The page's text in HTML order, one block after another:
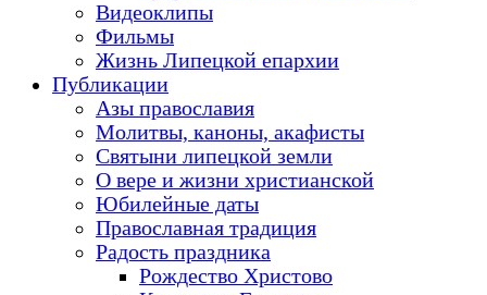
Видеоклипы
Фильмы
Жизнь Липецкой епархии
Публикации
Азы православия
Молитвы, каноны, акафисты
Святыни липецкой земли
О вере и жизни христианской
Юбилейные даты
Православная традиция
Радость праздника
Рождество Христово